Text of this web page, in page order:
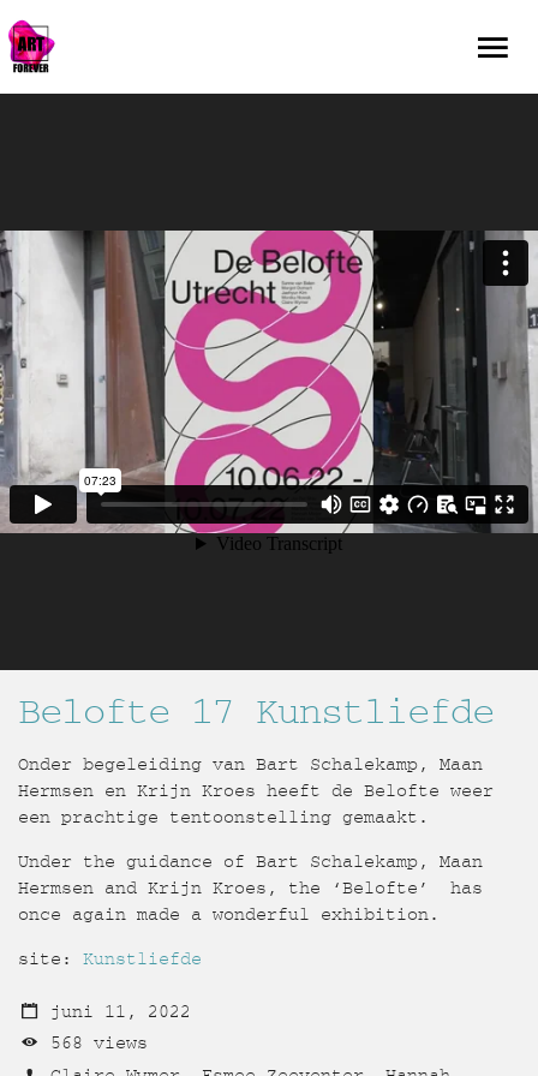
Belofte 17 Kunstliefde
Onder begeleiding van Bart Schalekamp, Maan
Hermsen en Krijn Kroes heeft de Belofte weer
een prachtige tentoonstelling gemaakt.
Under the guidance of Bart Schalekamp, ​​Maan
Hermsen and Krijn Kroes, the ‘Belofte’ has
once again made a wonderful exhibition.
site: Kunstliefde
juni 11, 2022
568 views